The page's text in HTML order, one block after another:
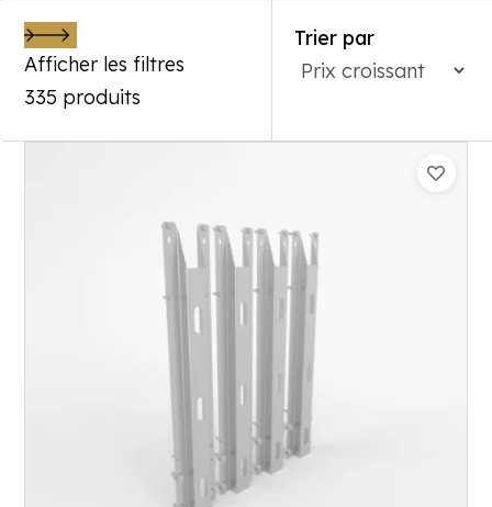
Afficher les filtres
335 produits
Trier par